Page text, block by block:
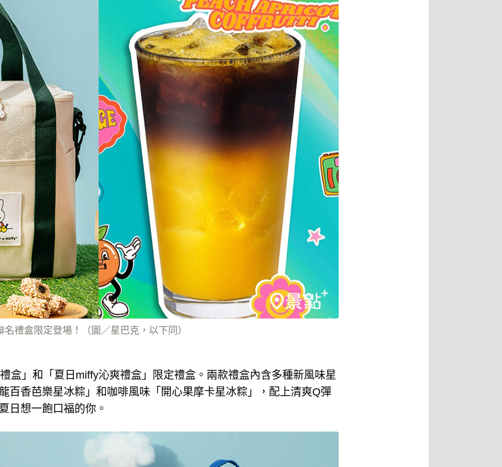
禮盒限定登場！（圖／星巴克，以下同）
盒」和「夏日miffy沁爽禮盒」限定禮盒。兩款禮盒內含多種新風味星
百香芭樂星冰粽」和咖啡風味「開心果摩卡星冰粽」，配上清爽Q彈
日想一飽口福的你。